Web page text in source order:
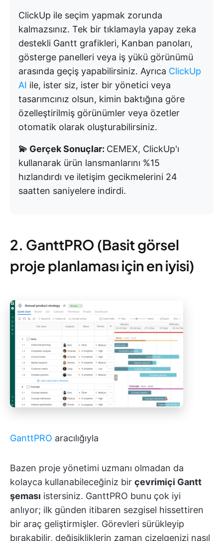
ClickUp ile seçim yapmak zorunda
kalmazsınız. Tek bir tıklamayla yapay zeka
destekli Gantt grafikleri, Kanban panoları,
gösterge panelleri veya iş yükü görünümü
arasında geçiş yapabilirsiniz. Ayrıca ClickUp
AI ile, ister siz, ister bir yönetici veya
tasarımcınız olsun, kimin baktığına göre
özelleştirilmiş görünümler veya özetler
otomatik olarak oluşturabilirsiniz.
💫 Gerçek Sonuçlar: CEMEX, ClickUp'ı
kullanarak ürün lansmanlarını %15
hızlandırdı ve iletişim gecikmelerini 24
saatten saniyelere indirdi.
2. GanttPRO (Basit görsel
proje planlaması için en iyisi)
GanttPRO aracılığıyla
Bazen proje yönetimi uzmanı olmadan da
kolayca kullanabileceğiniz bir çevrimiçi Gantt
şeması istersiniz. GanttPRO bunu çok iyi
anlıyor; ilk günden itibaren sezgisel hissettiren
bir araç geliştirmişler. Görevleri sürükleyip
bırakabilir, değişikliklerin zaman çizelgenizi nasıl